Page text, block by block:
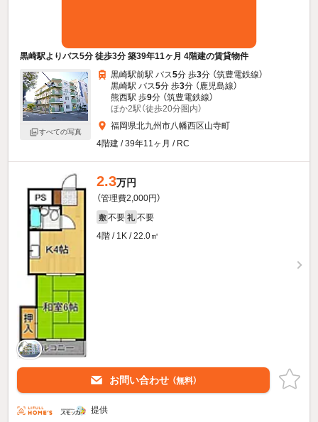
黒崎駅よりバス5分 徒歩3分 築39年11ヶ月 4階建の賃貸物件
すべての写真
黒崎駅前駅 バス5分 歩3分 （筑豊電鉄線）
黒崎駅 バス5分 歩3分 （鹿児島線）
熊西駅 歩9分 （筑豊電鉄線）
ほか2駅（徒歩20分圏内）
福岡県北九州市八幡西区山寺町
4階建 / 39年11ヶ月 / RC
2.3万円
（管理費2,000円）
敷 不要 礼 不要
4階 / 1K / 22.0㎡
お問い合わせ （無料）
提供